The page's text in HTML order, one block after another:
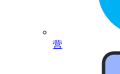
营